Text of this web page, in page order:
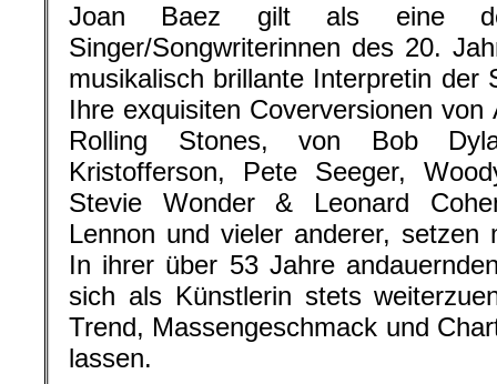
Joan Baez gilt als eine
Singer/Songwriterinnen des 20.
musikalisch brillante Interpretin der
Ihre exquisiten Coverversionen
Rolling Stones, von Bob
Kristofferson, Pete Seeger,
Stevie Wonder & Leonard
Lennon und vieler anderer, setzen
In ihrer über 53 Jahre
sich als Künstlerin stets
Trend, Massengeschmack und
lassen.